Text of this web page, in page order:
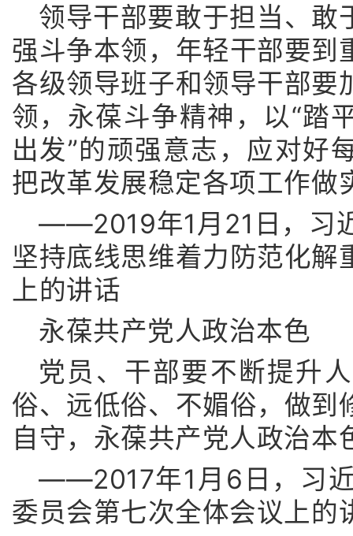
领导干部要敢于担当、敢
强斗争本领，年轻干部要
各级领导班子和领导干部
领，永葆斗争精神，以“踏
出发”的顽强意志，应对好
把改革发展稳定各项工作做
——2019年1月21日，习
坚持底线思维着力防范化
上的讲话
永葆共产党人政治本色
党员、干部要不断提升
俗、远低俗、不媚俗，做
自守，永葆共产党人政治本
——2017年1月6日，习
委员会第七次全体会议上的